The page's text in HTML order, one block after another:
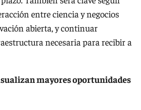
entre ciencia y negocios
abierta, y continuar
necesaria para recibir a
mayores oportunidades